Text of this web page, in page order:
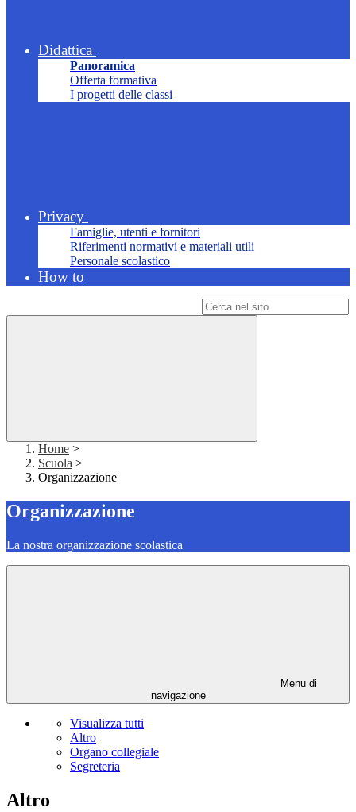
Didattica
Panoramica
Offerta formativa
I progetti delle classi
Privacy
Famiglie, utenti e fornitori
Riferimenti normativi e materiali utili
Personale scolastico
How to
Home >
Scuola >
Organizzazione
Organizzazione
La nostra organizzazione scolastica
Menu di
navigazione
Visualizza tutti
Altro
Organo collegiale
Segreteria
Altro